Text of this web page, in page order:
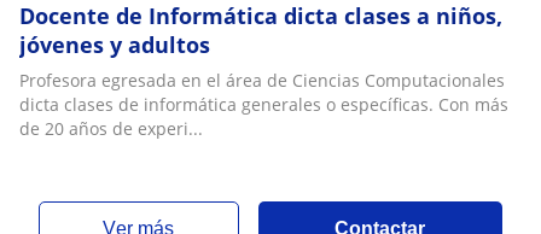
Docente de Informática dicta clases a niños,
jóvenes y adultos
Profesora egresada en el área de Ciencias Computacionales
dicta clases de informática generales o específicas. Con más
de 20 años de experi...
ver más Contactar